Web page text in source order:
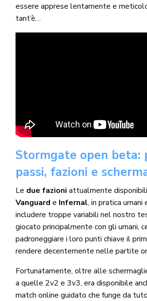
essere apprese lentamente e
tant’è…
Stormgate open beta:
passi, fazioni e
Le due fazioni attualmente
Vanguard e Infernal, in pratica umani
includere troppe variabili nel nostro
giocato principalmente con gli umani,
padroneggiare i loro punti chiave il
rendere decentemente nelle partite
Fortunatamente, oltre alle
a quelle 2v2 e 3v3, era disponibile
match online guidato che funge da